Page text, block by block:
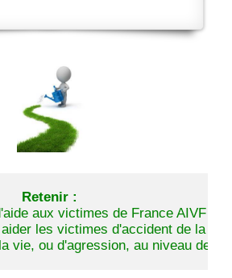
Retenir :
aux victimes de France AIVF
les victimes d'accident de la